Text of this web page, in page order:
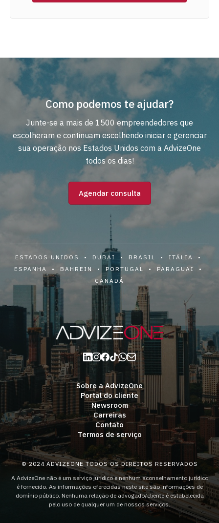
Como podemos te ajudar?
Junte-se a mais de 1500 empreendedores que
escolheram e continuam escolhendo iniciar e gerenciar
sua operação nos Estados Unidos com a AdvizeOne
todos os dias!
Agendar consulta
ESTADOS UNIDOS • DUBAI • BRASIL • ITÁLIA •
ESPANHA • BAHREIN • PORTUGAL • PARAGUAI •
CANADÁ
Sobre a AdvizeOne
Portal do cliente
Newsroom
Carreiras
Contato
Termos de serviço
© 2024 ADVIZEONE TODOS OS DIREITOS RESERVADOS
A AdvizeOne não é um serviço jurídico e nenhum aconselhamento jurídico
é fornecido. As informações oferecidas neste site são informações de
domínio público. Nenhuma relação de advogado/cliente é estabelecida
pelo uso de qualquer um de nossos serviços.